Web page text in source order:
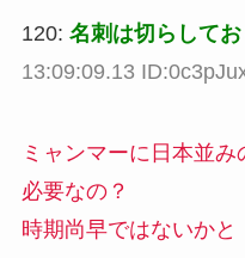
120: 名刺は切らして
13:09:09.13
ミャンマーに日本並
必要なの？
時期尚早ではないかと